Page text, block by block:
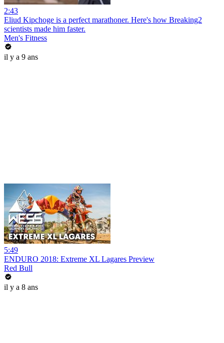
2:43
Eliud Kipchoge is a perfect marathoner. Here's how Breaking2
scientists made him faster.
Men's Fitness
il y a 9 ans
5:49
ENDURO 2018: Extreme XL Lagares Preview
Red Bull
il y a 8 ans